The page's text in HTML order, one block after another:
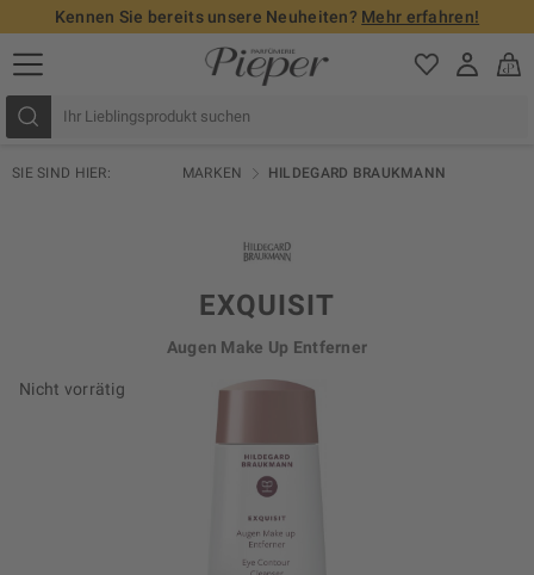
Kennen Sie bereits unsere Neuheiten? Mehr erfahren!
SIE SIND HIER: MARKEN HILDEGARD BRAUKMANN
Nicht vorrätig
EXQUISIT
Augen Make Up Entferner